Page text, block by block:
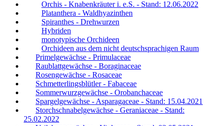
Orchis - Knabenkräuter i. e.S. - Stand: 12.06.2022
Platanthera - Waldhyazinthen
Spiranthes - Drehwurzen
Hybriden
monotypische Orchideen
Orchideen aus dem nicht deutschsprachigen Raum
Primelgewächse - Primulaceae
Raublattgewächse - Boraginaceae
Rosengewächse - Rosaceae
Schmetterlingsblütler - Fabaceae
Sommerwurzgewächse - Orobanchaceae
Spargelgewächse - Asparagaceae - Stand: 15.04.2021
Storchschnabelgewächse - Geraniaceae - Stand:
25.02.2022